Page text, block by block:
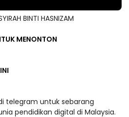
BINTI HASNIZAM
MENONTON
telegram untuk sebarang
pendidikan digital di Malaysia.